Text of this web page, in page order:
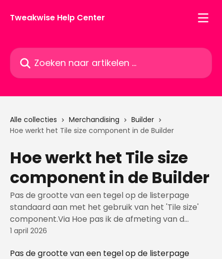
Tweakwise Help Center
Zoeken naar artikelen ...
Alle collecties Merchandising
Builder
Hoe werkt het Tile size component in de Builder
Hoe werkt het Tile size
component in de Builder
Pas de grootte van een tegel op de listerpage
standaard aan met het gebruik van het 'Tile size'
component.Via Hoe pas ik de afmeting van d...
1 april 2026
Pas de grootte van een tegel op de listerpage